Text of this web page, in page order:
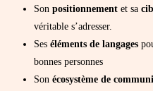
Son positionnement et sa
véritable s’adresser.
Ses éléments de langages
bonnes personnes
Son écosystème de